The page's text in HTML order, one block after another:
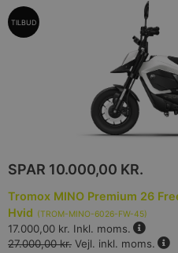
TILBUD
SPAR 10.000,00 KR.
Tromox MINO Premium 26
Hvid (TROM-MINO-6026-FW-45)
17.000,00 kr. Inkl. moms.
27.000,00 kr. Vejl. inkl. moms.